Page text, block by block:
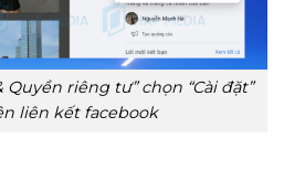
Quyền riêng tư” chọn “Cài đặt”
liên kết facebook